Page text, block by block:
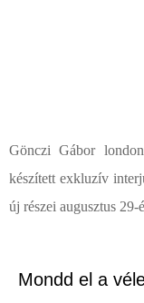
Gönczi Gábor
készített exkluzív
új részei augusztus
Mondd el a